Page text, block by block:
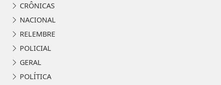
CRÔNICAS
NACIONAL
RELEMBRE
POLICIAL
GERAL
POLÍTICA